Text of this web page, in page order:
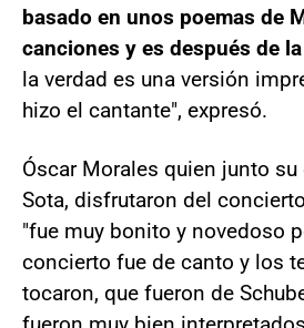
basado en unos poemas de
canciones y es después de
la verdad es una versión
hizo el cantante", expresó.
Óscar Morales quien junto
Sota, disfrutaron del
"fue muy bonito y novedoso
concierto fue de canto y los
tocaron, que fueron de